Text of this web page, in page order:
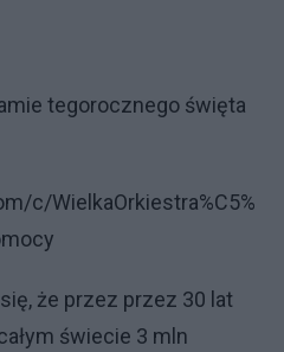
tegorocznego święta
c/WielkaOrkiestra%C5%
że przez przez 30 lat
świecie 3 mln